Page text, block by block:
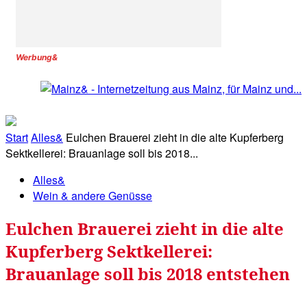
Werbung&
StartAlles& Eulchen Brauerei zieht in die alte Kupferberg
Sektkellerei: Brauanlage soll bis 2018...
Alles&
Wein & andere Genüsse
Eulchen Brauerei zieht in die alte
Kupferberg Sektkellerei:
Brauanlage soll bis 2018 entstehen